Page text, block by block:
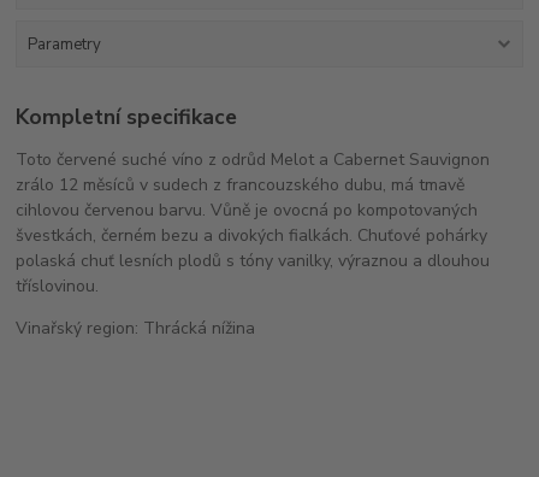
Parametry
Kompletní specifikace
Toto červené suché víno z odrůd Melot a Cabernet Sauvignon
zrálo 12 měsíců v sudech z francouzského dubu, má tmavě
cihlovou červenou barvu. Vůně je ovocná po kompotovaných
švestkách, černém bezu a divokých fialkách. Chuťové pohárky
polaská chuť lesních plodů s tóny vanilky, výraznou a dlouhou
tříslovinou.
Vinařský region: Thrácká nížina